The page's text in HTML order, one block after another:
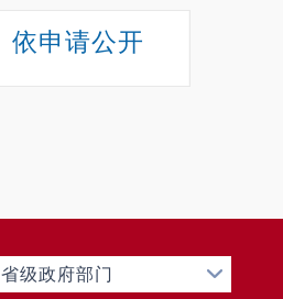
依申请公开
省级政府部门